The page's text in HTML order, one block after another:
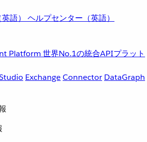
語） ヘルプセンター（英語）
Platform 世界No.1の統合APIプラット
ExchangeConnector DataGraph